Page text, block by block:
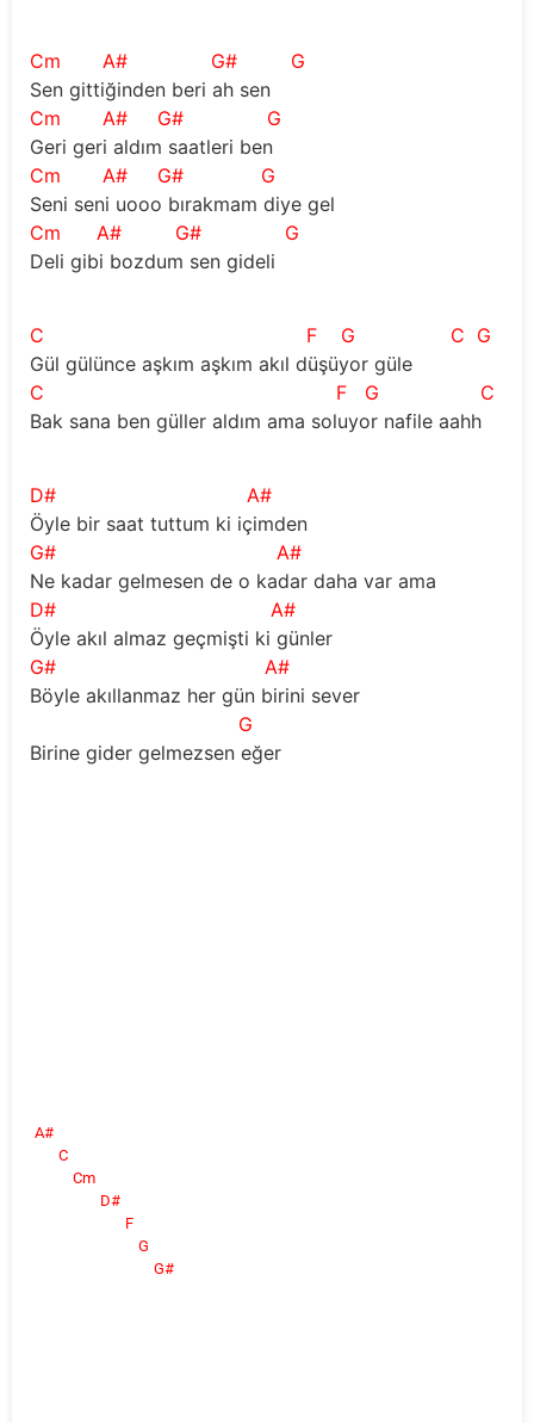
Cm A# G#
G
Sen gittiğinden beri ah sen
Cm
A# G#
G
Geri geri aldım saatleri ben
Cm
A# G#
G
Seni seni uooo bırakmam diye gel
Cm
A# G#
G
Deli gibi bozdum sen gideli
C F G C G
Gül gülünce aşkım aşkım akıl düşüyor güle
C
F G C
Bak sana ben güller aldım ama soluyor nafile aahh
D#
A#
Öyle bir saat tuttum ki içimden
G#
A#
Ne kadar gelmesen de o kadar daha var ama
D#
A#
Öyle akıl almaz geçmişti ki günler
G#
A#
Böyle akıllanmaz her gün birini sever
G
Birine gider gelmezsen eğer
A#
C
Cm
D#
F
G
G#